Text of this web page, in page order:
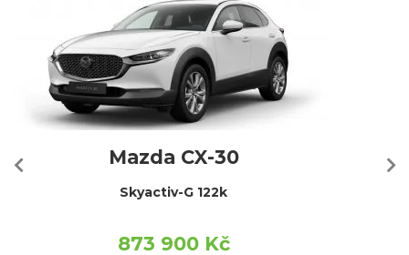
Mazda CX-30
Skyactiv-G 122k
873 900 Kč